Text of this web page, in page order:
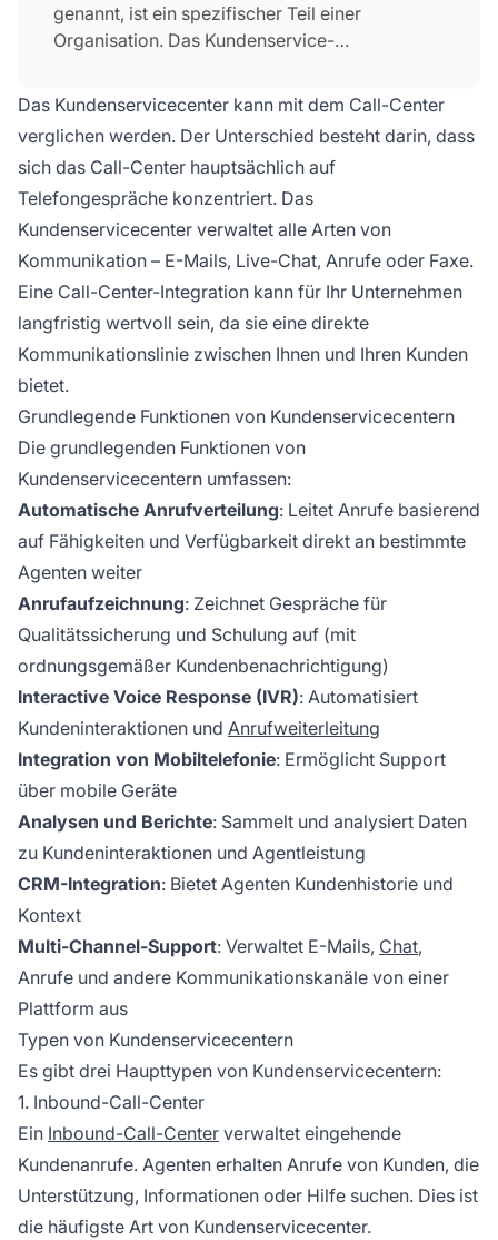
genannt, ist ein spezifischer Teil einer
Organisation. Das Kundenservice-
Kundenbetreuungspersonal. Die Hauptfunktion
besteht darin, alle Kundenkontakte zu
verwalten.
Das Kundenservicecenter kann mit dem Call-Center
verglichen werden. Der Unterschied besteht darin, dass
sich das Call-Center hauptsächlich auf
Telefongespräche konzentriert. Das
Kundenservicecenter verwaltet alle Arten von
Kommunikation – E-Mails, Live-Chat, Anrufe oder Faxe.
Eine Call-Center-Integration kann für Ihr Unternehmen
langfristig wertvoll sein, da sie eine direkte
Kommunikationslinie zwischen Ihnen und Ihren Kunden
bietet.
Grundlegende Funktionen von Kundenservicecentern
Die grundlegenden Funktionen von
Kundenservicecentern umfassen:
Automatische Anrufverteilung: Leitet Anrufe basierend
auf Fähigkeiten und Verfügbarkeit direkt an bestimmte
Agenten weiter
Anrufaufzeichnung: Zeichnet Gespräche für
Qualitätssicherung und Schulung auf (mit
ordnungsgemäßer Kundenbenachrichtigung)
Interactive Voice Response (IVR): Automatisiert
Kundeninteraktionen und Anrufweiterleitung
Integration von Mobiltelefonie: Ermöglicht Support
über mobile Geräte
Analysen und Berichte: Sammelt und analysiert Daten
zu Kundeninteraktionen und Agentleistung
CRM-Integration: Bietet Agenten Kundenhistorie und
Kontext
Multi-Channel-Support: Verwaltet E-Mails, Chat,
Anrufe und andere Kommunikationskanäle von einer
Plattform aus
Typen von Kundenservicecentern
Es gibt drei Haupttypen von Kundenservicecentern:
1. Inbound-Call-Center
Ein Inbound-Call-Center verwaltet eingehende
Kundenanrufe. Agenten erhalten Anrufe von Kunden, die
Unterstützung, Informationen oder Hilfe suchen. Dies ist
die häufigste Art von Kundenservicecenter.